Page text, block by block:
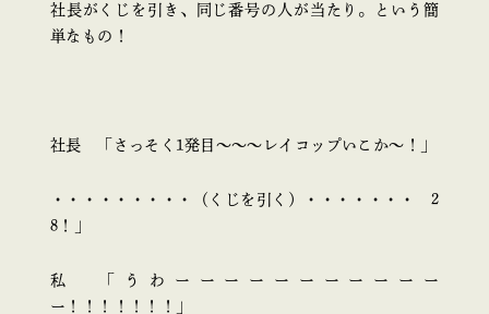
社長がくじを引き、同じ番号の人が当たり。という簡
単なもの！
社長 「さっそく1発目～～～レイコップいこか～！」
・・・・・・・・・（くじを引く）・・・・・・・ 2
8！」
私 「うわーーーーーーーーーーー
ー！！！！！！！」